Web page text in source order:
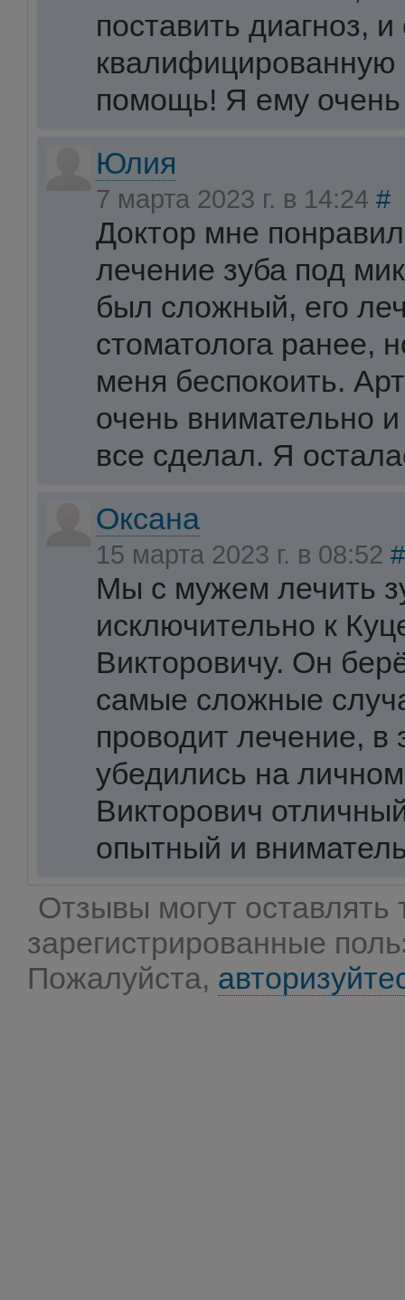
поставить диагноз,
помощь! Я ему очень
Юлия
7 марта 2023 г. в 14:24 #
Доктор мне
лечение зуба под
был сложный, его
стоматолога ранее,
меня беспокоить.
очень внимательно
все сделал. Я
Оксана
15 марта 2023 г. в 08:52 #
Мы с мужем лечить
исключительно к
Викторовичу. Он
самые сложные
проводит лечение, в
убедились на
Викторович
опытный и
Отзывы могут оставлять
зарегистрированные
Пожалуйста,